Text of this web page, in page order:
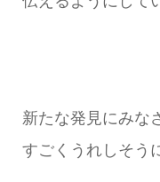
新たな発見にみな
すごくうれしそう